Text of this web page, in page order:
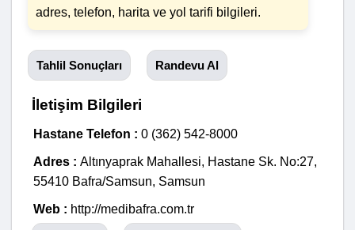
adres, telefon, harita ve yol tarifi bilgileri.
Tahlil Sonuçları Randevu Al
İletişim Bilgileri
Hastane Telefon :0 (362) 542-8000
Adres :Altınyaprak Mahallesi, Hastane Sk. No:27,
55410 Bafra/Samsun, Samsun
Web : http://medibafra.com.tr